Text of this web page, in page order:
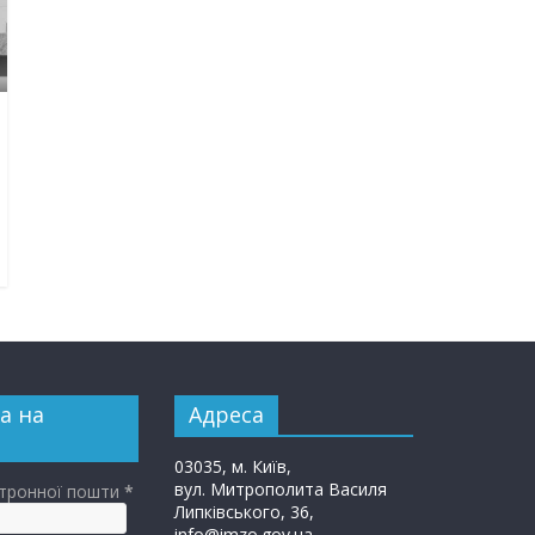
на
пошти *
Адреса
03035, м. Київ,
вул. Митрополита Василя
Липківського, 36,